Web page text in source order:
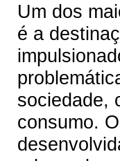
Um dos
é a
sociedade,
consumo.